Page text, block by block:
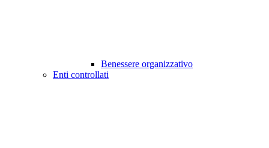
Benessere organizzativo
Enti controllati